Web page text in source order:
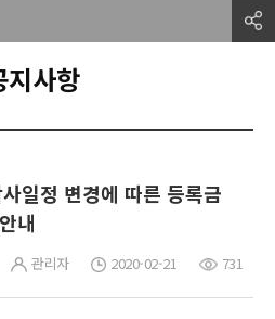
지사항
일정 변경에 따른 등록금
내
관리자 2020-02-21 731